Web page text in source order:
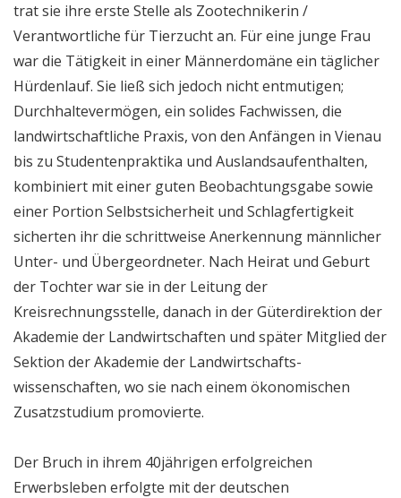
trat sie ihre erste Stelle als Zootechnikerin /
Verantwortliche für Tierzucht an. Für eine junge Frau
war die Tätigkeit in einer Männerdomäne ein täglicher
Hürdenlauf. Sie ließ sich jedoch nicht entmutigen;
Durchhaltevermögen, ein solides Fachwissen, die
landwirtschaftliche Praxis, von den Anfängen in Vienau
bis zu Studentenpraktika und Auslandsaufenthalten,
kombiniert mit einer guten Beobachtungsgabe sowie
einer Portion Selbstsicherheit und Schlagfertigkeit
sicherten ihr die schrittweise Anerkennung männlicher
Unter- und Übergeordneter. Nach Heirat und Geburt
der Tochter war sie in der Leitung der
Kreisrechnungsstelle, danach in der Güterdirektion der
Akademie der Landwirtschaften und später Mitglied der
Sektion der Akademie der Landwirtschafts-
wissenschaften, wo sie nach einem ökonomischen
Zusatzstudium promovierte.
Der Bruch in ihrem 40jährigen erfolgreichen
Erwerbsleben erfolgte mit der deutschen